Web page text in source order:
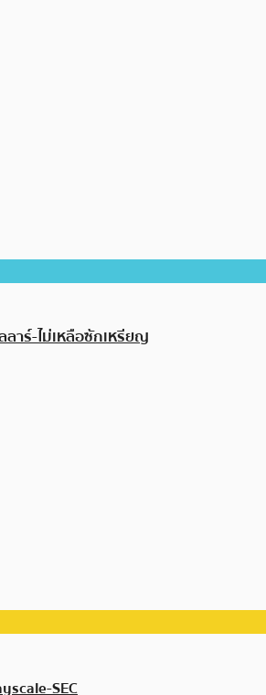
าร์-ไม่เหลือซักเหรียญ
SEC